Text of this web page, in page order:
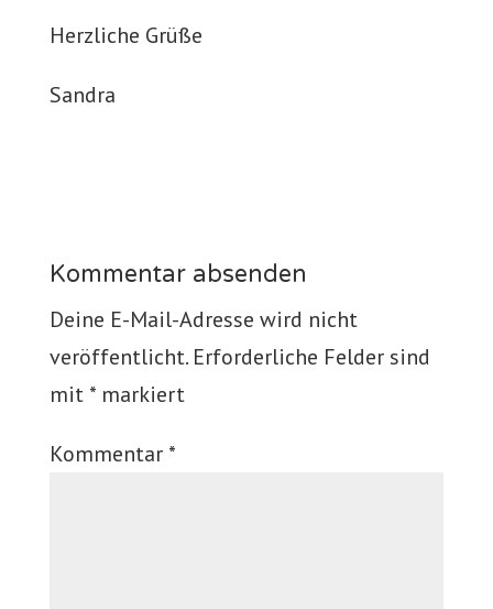
Herzliche Grüße
Sandra
Kommentar absenden
Deine E-Mail-Adresse wird nicht
veröffentlicht. Erforderliche Felder sind
mit *markiert
Kommentar *